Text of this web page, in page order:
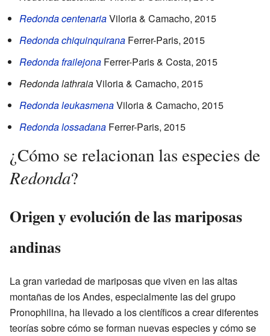
Redonda centenariaViloria & Camacho, 2015
Redonda chiquinquirana Ferrer-Paris, 2015
Redonda frailejona Ferrer-Paris & Costa, 2015
Redonda lathraiaViloria & Camacho, 2015
Redonda leukasmenaViloria & Camacho, 2015
Redonda lossadana Ferrer-Paris, 2015
¿Cómo se relacionan las especies de
Redonda?
Origen y evolución de las mariposas
andinas
La gran variedad de mariposas que viven en las altas
montañas de los Andes, especialmente las del grupo
Pronophilina, ha llevado a los científicos a crear diferentes
teorías sobre cómo se forman nuevas especies y cómo se